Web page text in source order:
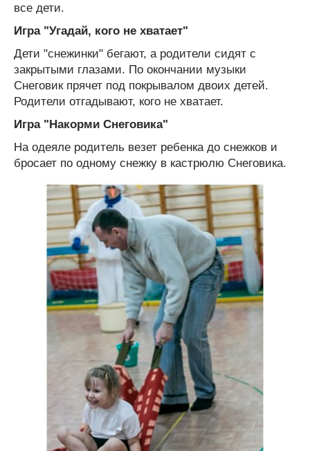
все дети.
Игра "Угадай, кого не хватает"
Дети "снежинки" бегают, а родители сидят с
закрытыми глазами. По окончании музыки
Снеговик прячет под покрывалом двоих детей.
Родители отгадывают, кого не хватает.
Игра "Накорми Снеговика"
На одеяле родитель везет ребенка до снежков и
бросает по одному снежку в кастрюлю Снеговика.